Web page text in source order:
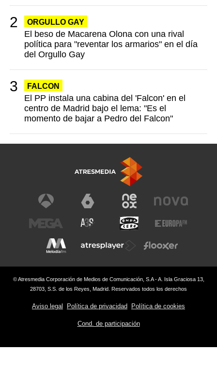
ORGULLO GAY
El beso de Macarena Olona con una rival
política para "reventar los armarios" en el día
del Orgullo Gay
FALCON
El PP instala una cabina del 'Falcon' en el
centro de Madrid bajo el lema: "Es el
momento de bajar a Pedro del Falcon"
© Atresmedia Corporación de Medios de Comunicación, S.A - A. Isla Graciosa 13,
28703, S.S. de los Reyes, Madrid. Reservados todos los derechos
Aviso legal Política de privacidad Política de cookies
Cond. de participación